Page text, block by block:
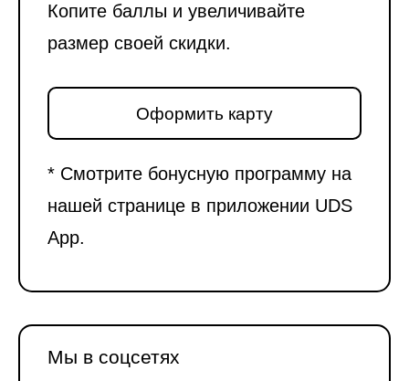
Копите баллы и увеличивайте
размер своей скидки.
Оформить карту
* Смотрите бонусную программу на
нашей странице в приложении UDS
App.
Мы в соцсетях